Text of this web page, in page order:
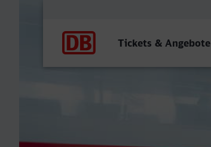
Tickets & Angebote